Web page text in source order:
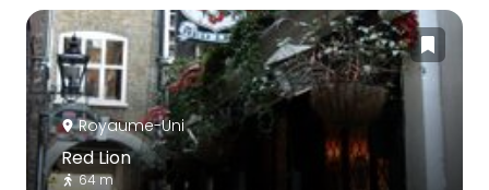
Royaume-Uni
Red Lion
64 m